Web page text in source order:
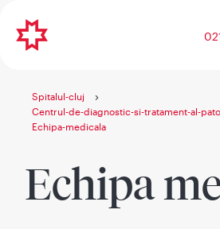
Spitalul-cluj
Centrul-de-diagnostic-si-tratament-al-
Echipa-medicala
Echipa